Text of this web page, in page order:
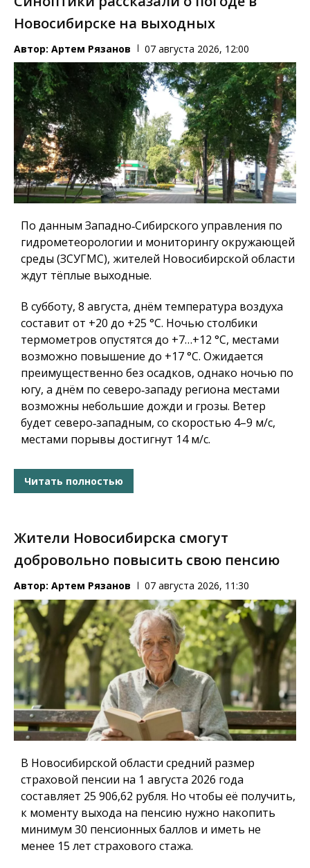
Новосибирске на выходных
Автор: Артем Рязанов 07 августа 2026, 12:00
По данным Западно‑Сибирского управления по
гидрометеорологии и мониторингу окружающей
среды (ЗСУГМС), жителей Новосибирской области
ждут тёплые выходные.
В субботу, 8 августа, днём температура воздуха
составит от +20 до +25 °C. Ночью столбики
термометров опустятся до +7…+12 °C, местами
возможно повышение до +17 °C. Ожидается
преимущественно без осадков, однако ночью по
югу, а днём по северо‑западу региона местами
возможны небольшие дожди и грозы. Ветер
будет северо‑западным, со скоростью 4–9 м/с,
местами порывы достигнут 14 м/с.
Читать полностью
Жители Новосибирска смогут
добровольно повысить свою пенсию
Автор: Артем Рязанов 07 августа 2026, 11:30
В Новосибирской области средний размер
страховой пенсии на 1 августа 2026 года
составляет 25 906,62 рубля. Но чтобы её получить,
к моменту выхода на пенсию нужно накопить
минимум 30 пенсионных баллов и иметь не
менее 15 лет страхового стажа.